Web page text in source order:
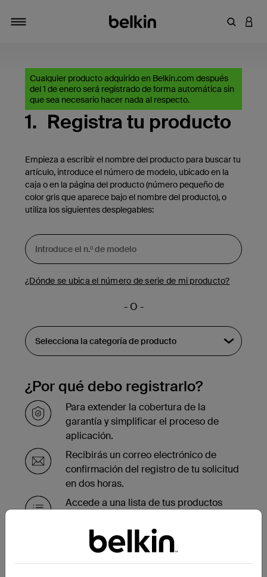
Cualquier producto adquirido en Belkin.com después
del 1 de enero será registrado de forma automática sin
que sea necesario hacer nada al respecto.
1. Registra tu producto
Empieza a escribir el nombre del producto para buscar tu
artículo, introduce el número de modelo, ubicado en la
caja o en la página del producto (número pequeño de
color gris que aparece bajo el nombre del producto), o
utiliza los siguientes desplegables:
¿Dónde se ubica el número de serie de mi producto?
- O -
¿Por qué debo registrarlo?
Para extender la cobertura de la
garantía y simplificar el proceso de
aplicación.
Recibirás un correo electrónico de
confirmación del registro de tu solicitud
en dos horas.
Accede a una lista de tus productos
página de tu cuenta.